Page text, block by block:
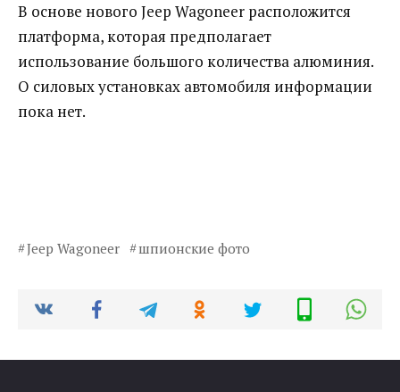
В основе нового Jeep Wagoneer расположится
платформа, которая предполагает
использование большого количества алюминия.
О силовых установках автомобиля информации
пока нет.
Jeep Wagoneer шпионские фото